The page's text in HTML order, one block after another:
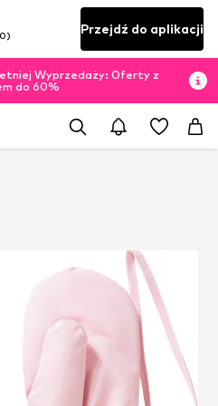
Przejdź do aplikacji
Wyprzedaży: Oferty z
do 60%